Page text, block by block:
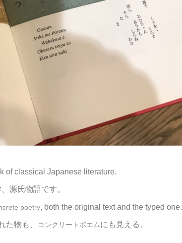
of classical Japanese literature.
源氏物語です。
poetry, both the original text and the typed one.
た物も、 コンクリートポエムにも見える。